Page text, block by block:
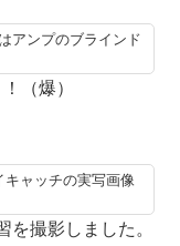
アンプのブラインド
（爆）
キャッチの実写画像
撮影しました。